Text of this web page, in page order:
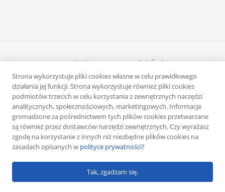
Copyright © 2026 Rafał Żuber
Powered byKlub eMarketera
Strona wykorzystuje pliki cookies własne w celu prawidłowego
działania jej funkcji. Strona wykorzystuje również pliki cookies
podmiotów trzecich w celu korzystania z zewnętrznych narzędzi
analitycznych, społecznościowych, marketingowych. Informacje
gromadzone za pośrednictwem tych plików cookies przetwarzane
są również przez dostawców narzędzi zewnętrznych. Czy wyrażasz
zgodę na korzystanie z innych niż niezbędne plików cookies na
zasadach opisanych w polityce prywatności?
Tak, zgadzam się.